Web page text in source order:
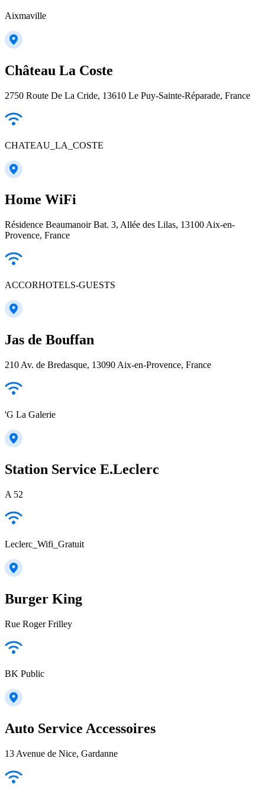
Aixmaville
Château La Coste
2750 Route De La Cride, 13610 Le Puy-Sainte-Réparade, France
CHATEAU_LA_COSTE
Home WiFi
Résidence Beaumanoir Bat. 3, Allée des Lilas, 13100 Aix-en-
Provence, France
ACCORHOTELS-GUESTS
Jas de Bouffan
210 Av. de Bredasque, 13090 Aix-en-Provence, France
'G La Galerie
Station Service E.Leclerc
A 52
Leclerc_Wifi_Gratuit
Burger King
Rue Roger Frilley
BK Public
Auto Service Accessoires
13 Avenue de Nice, Gardanne